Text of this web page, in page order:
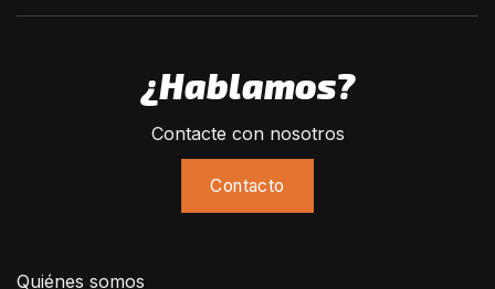
¿Hablamos?
Contacte con nosotros
Contacto
Quiénes somos